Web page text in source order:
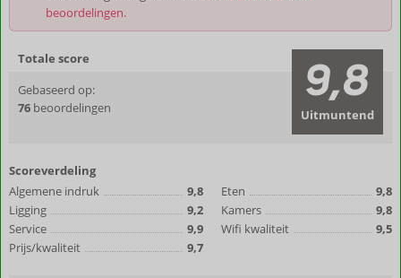
beoordelingen.
Totale score
Gebaseerd op:
76 beoordelingen 9,8
Uitmuntend
Scoreverdeling
Algemene indruk
9,8
Ligging
9,2
Service
9,9
Prijs/kwaliteit
9,7
Eten
9,8
Kamers
9,8
Wifi kwaliteit
9,5